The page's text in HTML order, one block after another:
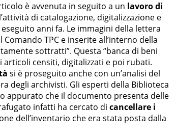
è avvenuta in seguito a un lavoro di
di catalogazione, digitalizzazione e
anni fa. Le immagini della lettera
TPC e inserite all’interno della
sottratti”. Questa “banca di beni
articoli censiti, digitalizzati e poi rubati.
si è proseguito anche con un’analisi del
degli archivisti. Gli esperti della Biblioteca
appurato che il documento presenta delle
infatti ha cercato di cancellare i
dell’inventario che era stata posta dalla